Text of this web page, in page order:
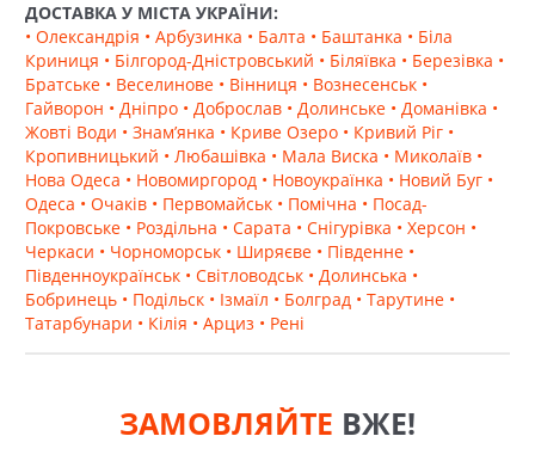
відповідно до чинних державних стандартів. Кожна
партія проходить заводський лабораторний
контроль. Це гарантує стабільні характеристики
виробів незалежно від обсягу замовлення.
Широкий асортимент для різних завдань. У
лінійці ANYFEM® представлені колекції різних форм
і товщини — від 40 до 100 мм. Різноманітна палітра
кольорів, включно з рішеннями за технологією Color
Mix, дає свободу в проєктуванні та оформленні
території.
Прямацінавід виробника. Постачання
безпосередньо із заводу у Вознесенську виключають
посередницькі націнки, що робить
Оперативна логістика і зручна доставка
ДОСТАВКА У МІСТА УКРАЇНИ:
• Олександрія • Арбузинка • Балта • Баштанка • Біла
Криниця • Білгород-Дністровський • Біляївка • Березівка •
Братське • Веселинове • Вінниця • Вознесенськ •
Гайворон • Дніпро • Доброслав • Долинське • Доманівка •
Жовті Води • Знам’янка • Криве Озеро • Кривий Ріг •
Кропивницький • Любашівка • Мала Виска • Миколаїв •
Нова Одеса • Новомиргород • Новоукраїнка • Новий Буг •
Одеса • Очаків • Первомайськ • Помічна • Посад-
Покровське • Роздільна • Сарата • Снігурівка • Херсон •
Черкаси • Чорноморськ • Ширяєве • Південне •
Південноукраїнськ • Світловодськ • Долинська •
Бобринець • Подільск • Ізмаїл • Болград • Тарутине •
Татарбунари • Кілія • Арциз • Рені
ЗАМОВЛЯЙТЕ ВЖЕ!